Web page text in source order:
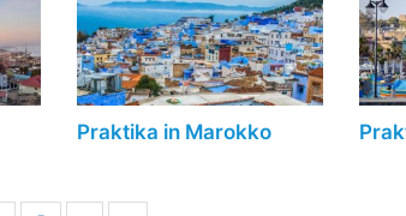
Praktika in Marokko